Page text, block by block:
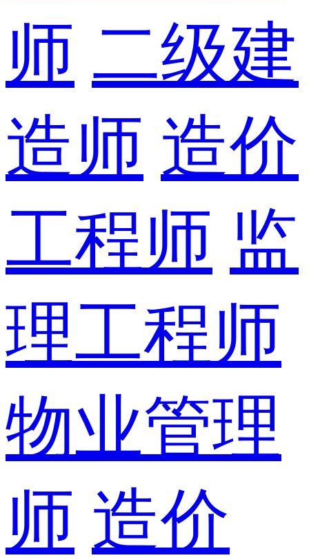
师 二级建
造师 造价
工程师 监
理工程师
物业管理
师 造价